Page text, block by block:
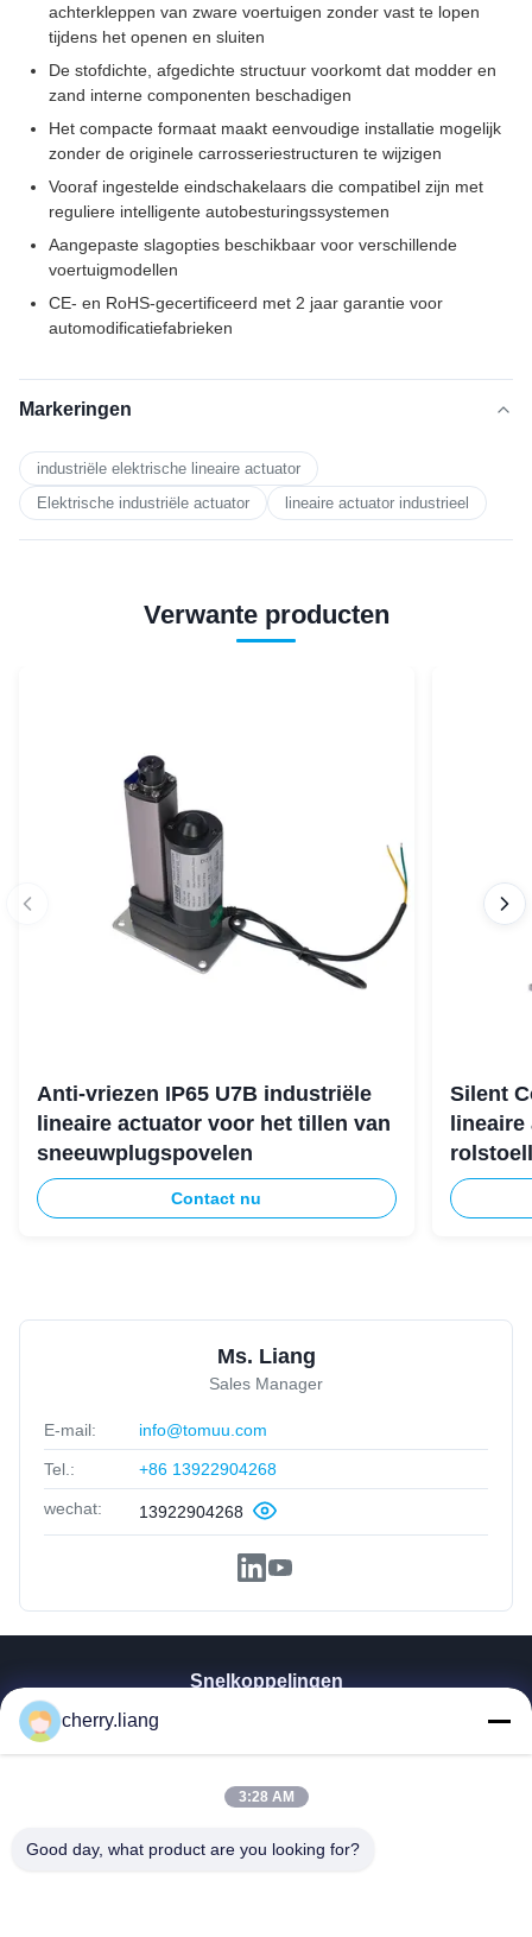
achterkleppen van zware voertuigen zonder vast te lopen
tijdens het openen en sluiten
De stofdichte, afgedichte structuur voorkomt dat modder en
zand interne componenten beschadigen
Het compacte formaat maakt eenvoudige installatie mogelijk
zonder de originele carrosseriestructuren te wijzigen
Vooraf ingestelde eindschakelaars die compatibel zijn met
reguliere intelligente autobesturingssystemen
Aangepaste slagopties beschikbaar voor verschillende
voertuigmodellen
CE- en RoHS-gecertificeerd met 2 jaar garantie voor
automodificatiefabrieken
Markeringen
industriële elektrische lineaire actuator
Elektrische industriële actuator
lineaire actuator industrieel
Verwante producten
Anti-vriezen IP65 U7B industriële
lineaire actuator voor het tillen van
sneeuwplugspovelen
Contact nu
Silent
lineaire
Ms. Liang
Sales Manager
E-mail: info@tomuu.com
Tel.: +86 13922904268
wechat: 13922904268
Snelkoppelingen
Producten
Over Ons
Contacteer Ons
cherry.liang
3:28 AM
Good day, what product are you looking for?